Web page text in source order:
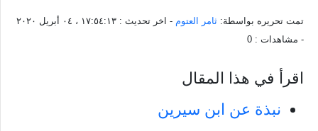
تمت تحريره بواسطة: ثامر العتوم - اخر تحديث : ١٧:٥٤:١٣ ، ٠٤ أبريل ٢٠٢٠
- مشاهدات : 0
اقرأ في هذا المقال
نبذة عن ابن سيرين